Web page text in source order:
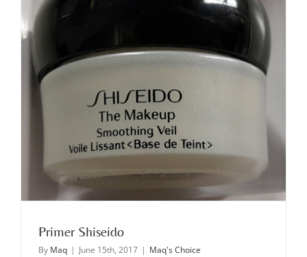
Primer Shiseido
By Maq | June 15th, 2017 | Maq's Choice